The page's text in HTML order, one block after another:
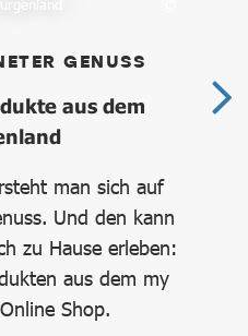
GENUSS
aus dem
man sich auf
Und den kann
zu Hause erleben:
aus dem my
Shop.